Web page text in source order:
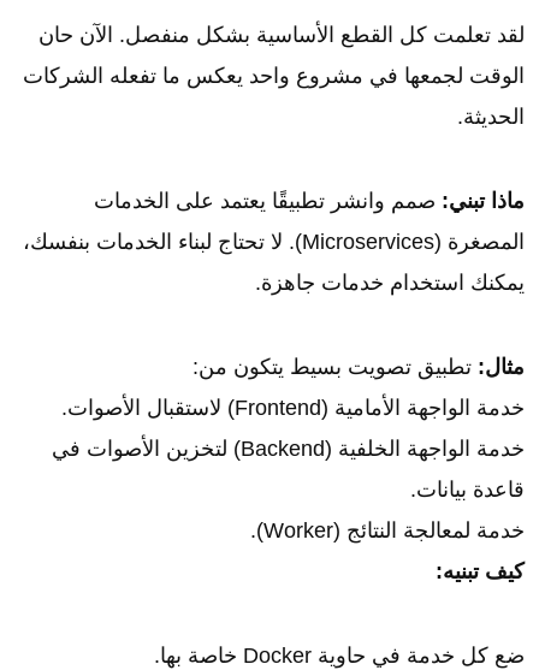
لقد تعلمت كل القطع الأساسية بشكل منفصل. الآن حان
الوقت لجمعها في مشروع واحد يعكس ما تفعله الشركات
الحديثة.
ماذا تبني: صمم وانشر تطبيقًا يعتمد على الخدمات
المصغرة (Microservices). لا تحتاج لبناء الخدمات بنفسك،
يمكنك استخدام خدمات جاهزة.
مثال: تطبيق تصويت بسيط يتكون من:
خدمة الواجهة الأمامية (Frontend) لاستقبال الأصوات.
خدمة الواجهة الخلفية (Backend) لتخزين الأصوات في
قاعدة بيانات.
خدمة لمعالجة النتائج (Worker).
كيف تبنيه:
ضع كل خدمة في حاوية Docker خاصة بها.